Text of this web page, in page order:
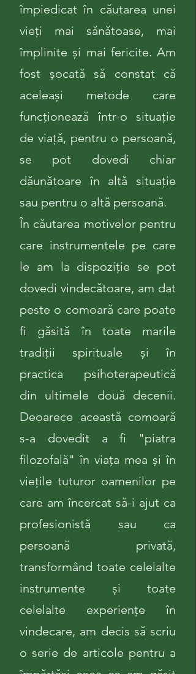
împiedicat în căutarea unei
vieți mai sănătoase, mai
împlinite și mai fericite. Am
fost șocată să constat că
aceleași metode care
funcționează într-o situație
de viață, pentru o persoană,
se pot dovedi chiar
dăunătoare în altă situație
sau pentru o altă persoană.
În căutarea motivelor pentru
care instrumentele pe care
le am la dispoziție se pot
dovedi vindecătoare, am dat
peste o comoară care poate
fi găsită în toate marile
tradiții spirituale și în
practica psihoterapeutică
din ultimele două decenii.
Deoarece această comoară
s-a dovedit a fi "piatra
filozofală" în viața mea și în
viețile tuturor oamenilor pe
care am încercat să-i ajut ca
profesionistă sau ca
persoană privată,
transformând toate celelalte
instrumente și toate
celelalte experiențe în
vindecare, am decis să scriu
o serie de articole pentru a